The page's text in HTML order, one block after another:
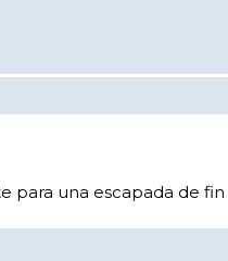
para una escapada de